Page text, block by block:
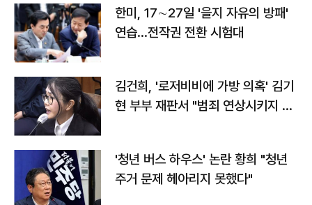
한미, 17∼27일 '을지 자유의 방패'
연습…전작권 전환 시험대
김건희, '로저비비에 가방 의혹' 김기
현 부부 재판서 "범죄 연상시키지 말
'청년 버스 하우스' 논란 황희 "청년
주거 문제 헤아리지 못했다"